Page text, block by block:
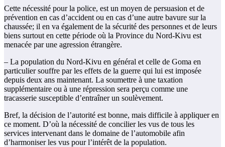
Cette nécessité pour la police, est un moyen de persuasion et de
prévention en cas d’accident ou en cas d’une autre bavure sur la
chaussée; il en va également de la sécurité des personnes et de leurs
biens surtout en cette période où la Province du Nord-Kivu est
menacée par une agression étrangère.
– La population du Nord-Kivu en général et celle de Goma en
particulier souffre par les effets de la guerre qui lui est imposée
depuis deux ans maintenant. La soumettre à une taxation
supplémentaire ou à une répression sera perçu comme une
tracasserie susceptible d’entraîner un soulèvement.
Bref, la décision de l’autorité est bonne, mais difficile à appliquer en
ce moment. D’où la nécessité de concilier les vus de tous les
services intervenant dans le domaine de l’automobile afin
d’harmoniser les vus pour l’intérêt de la population.